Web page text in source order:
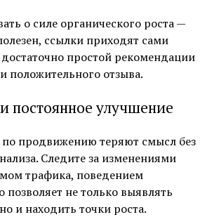
о силе органического роста —
ссылки приходят сами
простой рекомендации
положительного отзыва.
постоянное улучшение
продвижению теряют смысл без
Следите за изменениями
трафика, поведением
позволяет не только выявлять
и находить точки роста.